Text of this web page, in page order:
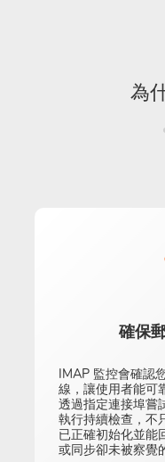
為
確保
IMAP 監控會確認
線，讓使用者能可
透過指定連接埠嘗
執行持續檢查，不
已正確初始化並能
或同步卻未被察覺